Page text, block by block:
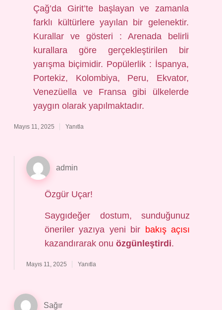
Çağ’da Girit’te başlayan ve zamanla
farklı kültürlere yayılan bir gelenektir.
Kurallar ve gösteri : Arenada belirli
kurallara göre gerçekleştirilen bir
yarışma biçimidir. Popülerlik : İspanya,
Portekiz, Kolombiya, Peru, Ekvator,
Venezüella ve Fransa gibi ülkelerde
yaygın olarak yapılmaktadır.
Mayıs 11, 2025 Yanıtla
admin
Özgür Uçar!
Saygıdeğer dostum, sunduğunuz
öneriler yazıya yeni bir bakış açısı
kazandırarak onu özgünleştirdi.
Mayıs 11, 2025 Yanıtla
Sağır